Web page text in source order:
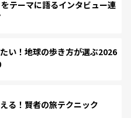
テーマに語るインタビュー連
い！地球の歩き方が選ぶ2026
る！賢者の旅テクニック